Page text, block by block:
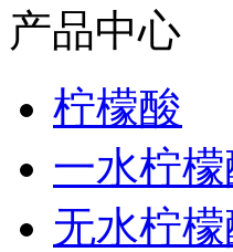
产品中心
柠檬酸
一水柠
无水柠